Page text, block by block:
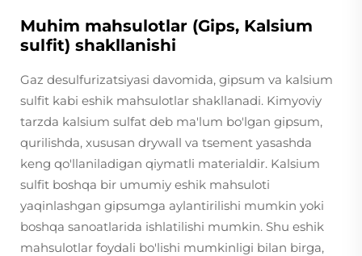
Muhim mahsulotlar (Gips, Kalsium
sulfit) shakllanishi
Gaz desulfurizatsiyasi davomida, gipsum va kalsium
sulfit kabi eshik mahsulotlar shakllanadi. Kimyoviy
tarzda kalsium sulfat deb ma'lum bo'lgan gipsum,
qurilishda, xususan drywall va tsement yasashda
keng qo'llaniladigan qiymatli materialdir. Kalsium
sulfit boshqa bir umumiy eshik mahsuloti
yaqinlashgan gipsumga aylantirilishi mumkin yoki
boshqa sanoatlarida ishlatilishi mumkin. Shu eshik
mahsulotlar foydali bo'lishi mumkinligi bilan birga,